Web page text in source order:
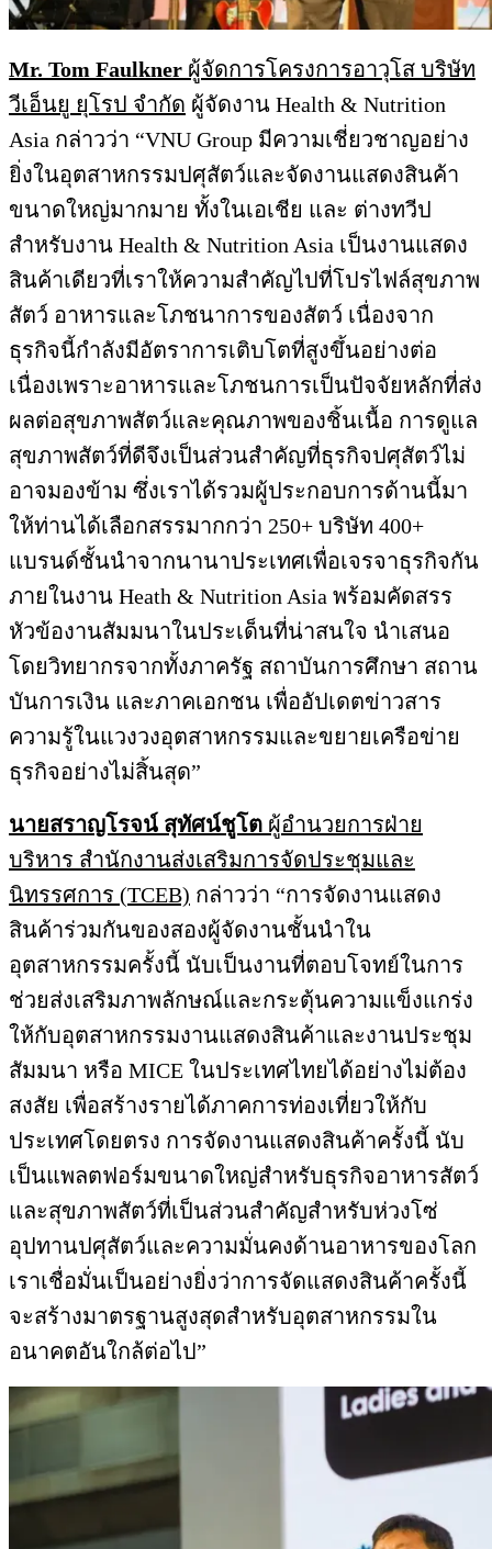
Mr. Tom Faulkner ผู้จัดการโครงการอาวุโส บริษัท
วีเอ็นยู ยุโรป จำกัด ผู้จัดงาน Health & Nutrition
Asia กล่าวว่า “VNU Group มีความเชี่ยวชาญอย่าง
ยิ่งในอุตสาหกรรมปศุสัตว์และจัดงานแสดงสินค้า
ขนาดใหญ่มากมาย ทั้งในเอเชีย และ ต่างทวีป
สำหรับงาน Health & Nutrition Asia เป็นงานแสดง
สินค้าเดียวที่เราให้ความสำคัญไปที่โปรไฟล์สุขภาพ
สัตว์ อาหารและโภชนาการของสัตว์ เนื่องจาก
ธุรกิจนี้กำลังมีอัตราการเติบโตที่สูงขึ้นอย่างต่อ
เนื่องเพราะอาหารและโภชนการเป็นปัจจัยหลักที่ส่ง
ผลต่อสุขภาพสัตว์และคุณภาพของชิ้นเนื้อ การดูแล
สุขภาพสัตว์ที่ดีจึงเป็นส่วนสำคัญที่ธุรกิจปศุสัตว์ไม่
อาจมองข้าม ซึ่งเราได้รวมผู้ประกอบการด้านนี้มา
ให้ท่านได้เลือกสรรมากกว่า 250+ บริษัท 400+
แบรนด์ชั้นนำจากนานาประเทศเพื่อเจรจาธุรกิจกัน
ภายในงาน Heath & Nutrition Asia พร้อมคัดสรร
หัวข้องานสัมมนาในประเด็นที่น่าสนใจ นำเสนอ
โดยวิทยากรจากทั้งภาครัฐ สถาบันการศึกษา สถาน
บันการเงิน และภาคเอกชน เพื่ออัปเดตข่าวสาร
ความรู้ในแวงวงอุตสาหกรรมและขยายเครือข่าย
ธุรกิจอย่างไม่สิ้นสุด”
นายสราญโรจน์ สุทัศน์ชูโต ผู้อำนวยการฝ่าย
บริหาร สำนักงานส่งเสริมการจัดประชุมและ
นิทรรศการ (TCEB) กล่าวว่า “การจัดงานแสดง
สินค้าร่วมกันของสองผู้จัดงานชั้นนำใน
อุตสาหกรรมครั้งนี้ นับเป็นงานที่ตอบโจทย์ในการ
ช่วยส่งเสริมภาพลักษณ์และกระตุ้นความแข็งแกร่ง
ให้กับอุตสาหกรรมงานแสดงสินค้าและงานประชุม
สัมมนา หรือ MICE ในประเทศไทยได้อย่างไม่ต้อง
สงสัย เพื่อสร้างรายได้ภาคการท่องเที่ยวให้กับ
ประเทศโดยตรง การจัดงานแสดงสินค้าครั้งนี้ นับ
เป็นแพลตฟอร์มขนาดใหญ่สำหรับธุรกิจอาหารสัตว์
และสุขภาพสัตว์ที่เป็นส่วนสำคัญสำหรับห่วงโซ่
อุปทานปศุสัตว์และความมั่นคงด้านอาหารของโลก
เราเชื่อมั่นเป็นอย่างยิ่งว่าการจัดแสดงสินค้าครั้งนี้
จะสร้างมาตรฐานสูงสุดสำหรับอุตสาหกรรมใน
อนาคตอันใกล้ต่อไป”